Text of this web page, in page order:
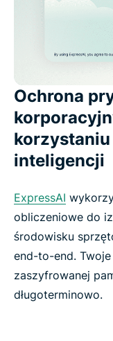
Ochrona
inteligencji
ExpressAI
obliczeniowe do
środowisku
end-to-end.
zaszyfrowanej
długoterminowo.